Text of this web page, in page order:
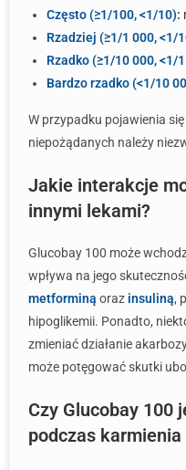
Często (≥1/100, <1/10):
Rzadziej (≥1/1 000, <1/
Rzadko (≥1/10 000, <1/
Bardzo rzadko (<1/10
W przypadku pojawienia
niepożądanych należy
Jakie interakcje
innymi lekami?
Glucobay 100 może
wpływa na jego
metforminą oraz insuliną,
hipoglikemii. Ponadto,
zmieniać działanie
może potęgować skutki
Czy Glucobay 100
podczas karmienia